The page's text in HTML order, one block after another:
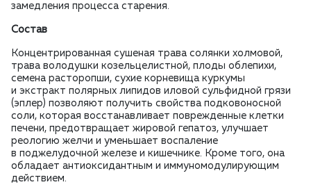
замедления процесса старения.
Состав
Концентрированная сушеная трава солянки холмовой,
трава володушки козельцелистной, плоды облепихи,
семена расторопши, сухие корневища куркумы
и экстракт полярных липидов иловой сульфидной грязи
(эплер) позволяют получить свойства подковоносной
соли, которая восстанавливает поврежденные клетки
печени, предотвращает жировой гепатоз, улучшает
реологию желчи и уменьшает воспаление
в поджелудочной железе и кишечнике. Кроме того, она
обладает антиоксидантным и иммуномодулирующим
действием.